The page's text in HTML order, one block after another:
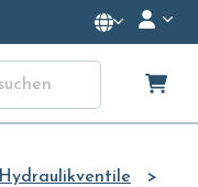
Hydraulikventile